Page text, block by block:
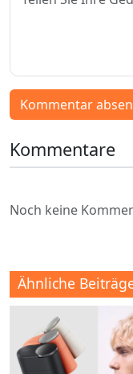
Kommentar
Kommentare
Noch keine
Ähnliche